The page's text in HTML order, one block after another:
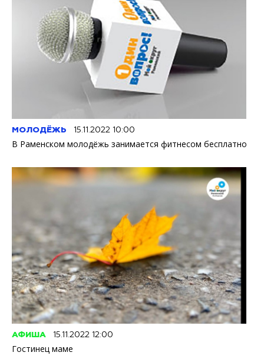
МОЛОДЁЖЬ 15.11.2022 10:00
В Раменском молодёжь занимается фитнесом бесплатно
АФИША 15.11.2022 12:00
Гостинец маме